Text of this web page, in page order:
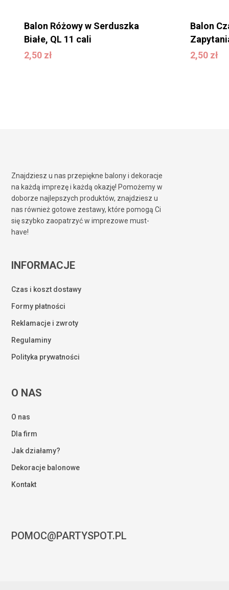
Balon Różowy w Serduszka
Białe, QL 11 cali
2,50 zł
2,50zł
Balon
2,50 zł
2,50zł
Znajdziesz u nas przepiękne balony i dekoracje
na każdą imprezę i każdą okazję! Pomożemy w
doborze najlepszych produktów, znajdziesz u
nas również gotowe zestawy, które pomogą Ci
się szybko zaopatrzyć w imprezowe must-
have!
INFORMACJE
Czas i koszt dostawy
Formy płatności
Reklamacje i zwroty
Regulaminy
Polityka prywatności
O NAS
O nas
Dla firm
Jak działamy?
Dekoracje balonowe
Kontakt
POMOC@PARTYSPOT.PL